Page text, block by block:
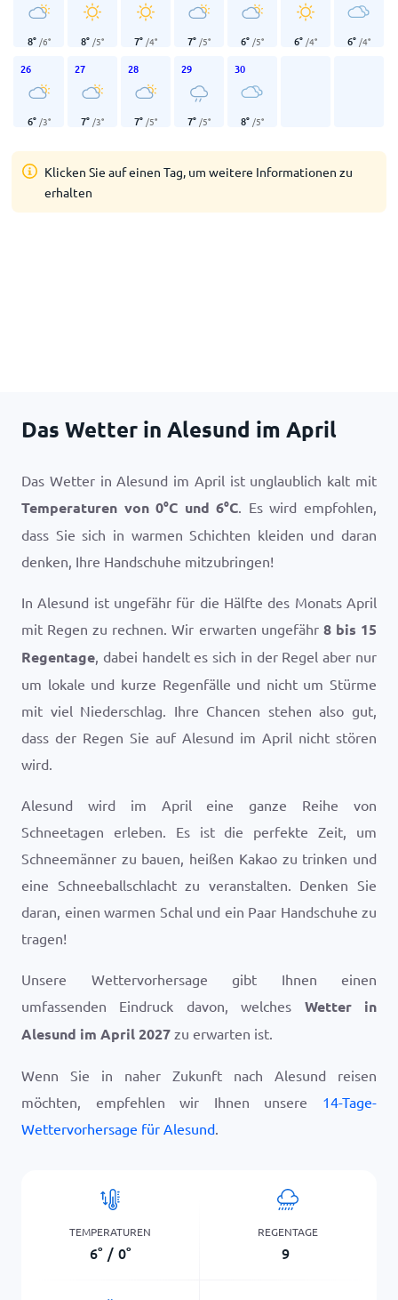
8° /6° 8° /5° 7° /4° 7° /5° 6° /5° 6° /4° 6° /4°
26
6° /3°
27
7° /3°
28
7° /5°
29
7° /5°
30
8° /5°
Klicken Sie auf einen Tag, um weitere Informationen zu
erhalten
Das Wetter in Alesund im April
Das Wetter in Alesund im April ist unglaublich kalt mit
Temperaturen von0°C und6°C. Es wird empfohlen,
dass Sie sich in warmen Schichten kleiden und daran
denken, Ihre Handschuhe mitzubringen!
In Alesund ist ungefähr für die Hälfte des Monats April
mit Regen zu rechnen. Wir erwarten ungefähr 8 bis 15
Regentage, dabei handelt es sich in der Regel aber nur
um lokale und kurze Regenfälle und nicht um Stürme
mit viel Niederschlag. Ihre Chancen stehen also gut,
dass der Regen Sie auf Alesund im April nicht stören
wird.
Alesund wird im April eine ganze Reihe von
Schneetagen erleben. Es ist die perfekte Zeit, um
Schneemänner zu bauen, heißen Kakao zu trinken und
eine Schneeballschlacht zu veranstalten. Denken Sie
daran, einen warmen Schal und ein Paar Handschuhe zu
tragen!
Unsere Wettervorhersage gibt Ihnen einen
umfassenden Eindruck davon, welches Wetter in
Alesund im April 2027 zu erwarten ist.
Wenn Sie in naher Zukunft nach Alesund reisen
möchten, empfehlen wir Ihnen unsere 14-Tage-
Wettervorhersage für Alesund.
TEMPERATUREN
6° / 0°
REGENTAGE
9